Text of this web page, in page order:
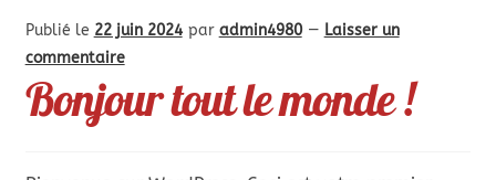
Publié le 22 juin 2024 par admin4980 — Laisser un
commentaire
Bonjour tout le monde !